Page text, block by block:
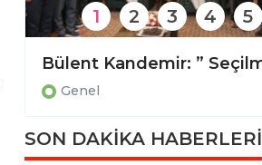
Genel
1 2 3 4 5
SON DAKİKA HABERLERİ